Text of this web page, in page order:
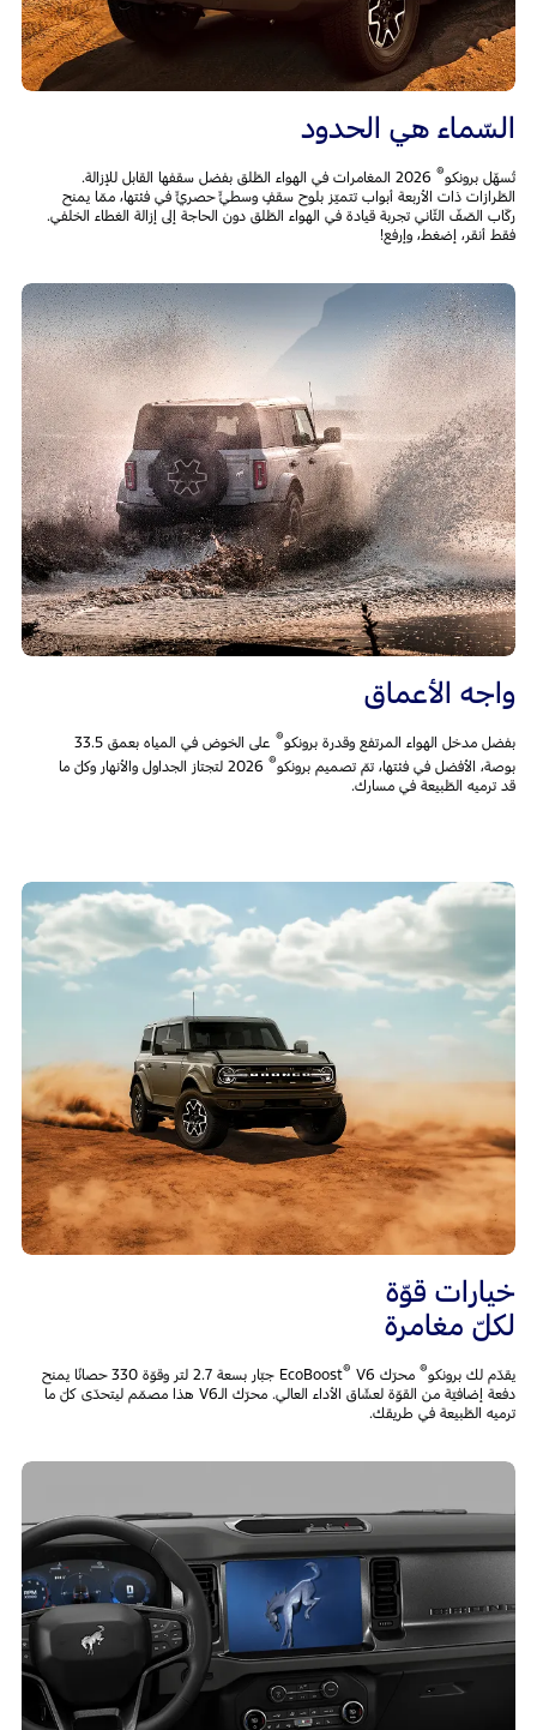
السّماء هي الحدود
تُسهّل برونكو®
2026 المغامرات في الهواء الطّلق بفضل سقفها القابل للإزالة.
الطّرازات ذات الأربعة أبواب تتميّز بلوح سقفٍ وسطيٍّ حصريٍّ في فئتها، ممّا يمنح
ركّاب الصّفّ الثّاني تجربة قيادة في الهواء الطّلق دون الحاجة إلى إزالة الغطاء الخلفي.
فقط أنقر، إضغط، وإرفع!
واجه الأعماق
بفضل مدخل الهواء المرتفع وقدرة برونكو®
على الخوض في المياه بعمق 33.5
بوصة، الأفضل في فئتها، تمّ تصميم برونكو®
2026 لتجتاز الجداول والأنهار وكلّ ما
قد ترميه الطّبيعة في مسارك.
خيارات قوّة
لكلّ مغامرة
يقدّم لك برونكو®محرّك EcoBoost ®
V6 جبّار بسعة 2.7 لتر وقوّة 330 حصانًا يمنح
دفعة إضافيّة من القوّة لعشّاق الأداء العالي. محرّك الـV6 هذا مصمّم ليتحدّى كلّ ما
ترميه الطّبيعة في طريقك.